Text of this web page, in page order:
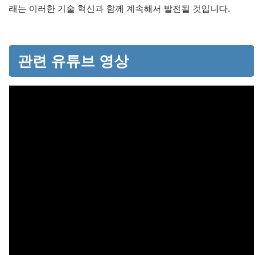
래는 이러한 기술 혁신과 함께 계속해서 발전될 것입니다.
관련 유튜브 영상